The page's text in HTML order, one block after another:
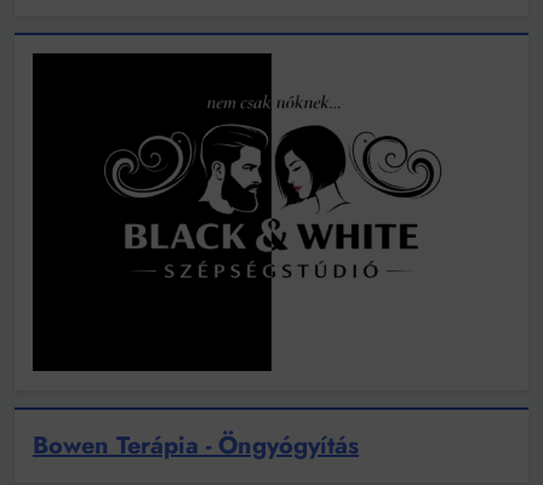
Bowen Terápia - Öngyógyítás